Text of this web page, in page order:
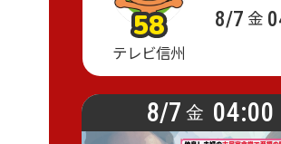
8/7 金
テレビ信州
58
58
58
8/7 金 04:00